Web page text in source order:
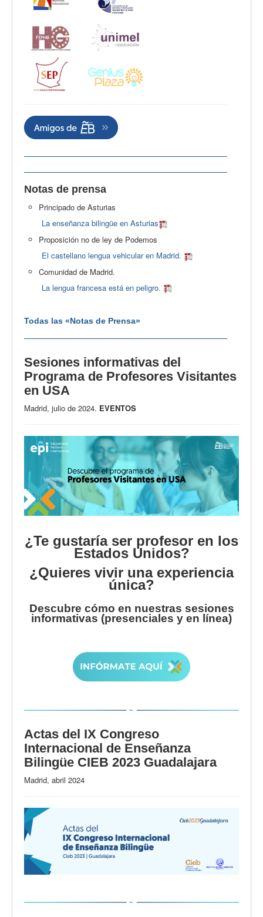
Notas de prensa
Principado de Asturias
La enseñanza bilingüe en Asturias
Proposición no de ley de Podemos
El castellano lengua vehicular en Madrid.
Comunidad de Madrid.
La lengua francesa está en peligro.
Todas las «Notas de Prensa»
Sesiones informativas del
Programa de Profesores Visitantes
en USA
Madrid, julio de 2024. EVENTOS
¿Te gustaría ser profesor en los
Estados Unidos?
¿Quieres vivir una experiencia
única?
Descubre cómo en nuestras sesiones
informativas (presenciales y en línea)
Actas del IX Congreso
Internacional de Enseñanza
Bilingüe CIEB 2023 Guadalajara
Madrid, abril 2024